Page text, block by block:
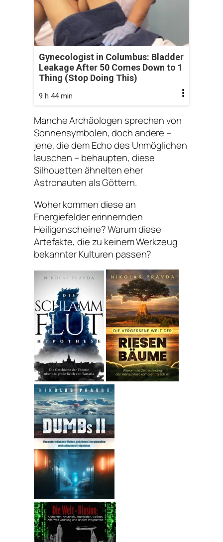
Gynecologist in Columbus: Bladder
Leakage After 50 Comes Down to 1
Thing (Stop Doing This)
9 h 44 min
Manche Archäologen sprechen von
Sonnensymbolen, doch andere –
jene, die dem Echo des Unmöglichen
lauschen – behaupten, diese
Silhouetten ähnelten eher
Astronauten als Göttern.
Woher kommen diese an
Energiefelder erinnernden
Heiligenscheine? Warum diese
Artefakte, die zu keinem Werkzeug
bekannter Kulturen passen?